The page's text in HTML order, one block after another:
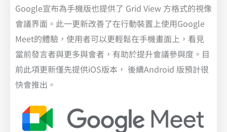
Google宣布為手機版也提供了 Grid View 方格式的視像
會議界面。此一更新改善了在行動裝置上使用Google
Meet的體驗，使用者可以更輕鬆在手機畫面上，看見
當前發言者與更多與會者，有助於提升會議參與度。目
前此項更新僅先提供iOS版本， 後續Android 版預計很
快會推出。